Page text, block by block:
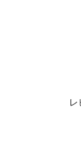
レ